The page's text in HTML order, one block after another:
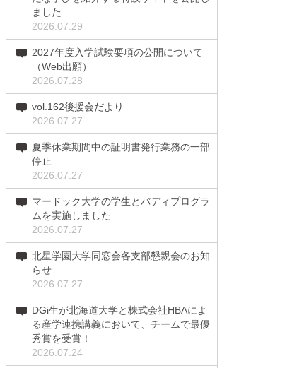
ました
2026.07.29
2027年度入学試験要項の公開について
（Web出願）
2026.07.28
vol.162後援会だより
2026.07.27
夏季休業期間中の証明書発行業務の一部
停止
2026.07.27
マードック大学の学生とバディプログラ
ムを実施しました
2026.07.27
北星学園大学同窓会各支部懇親会のお知
らせ
2026.07.27
DGi生が北海道大学と株式会社HBAによ
る産学連携講義において、チームで最優
秀賞を受賞！
2026.07.24